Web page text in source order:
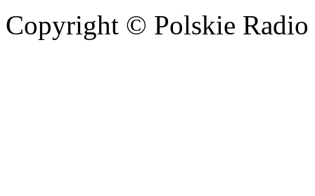
Copyright © Polskie